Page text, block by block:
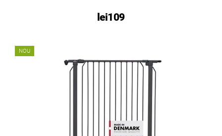
lei109
NOU